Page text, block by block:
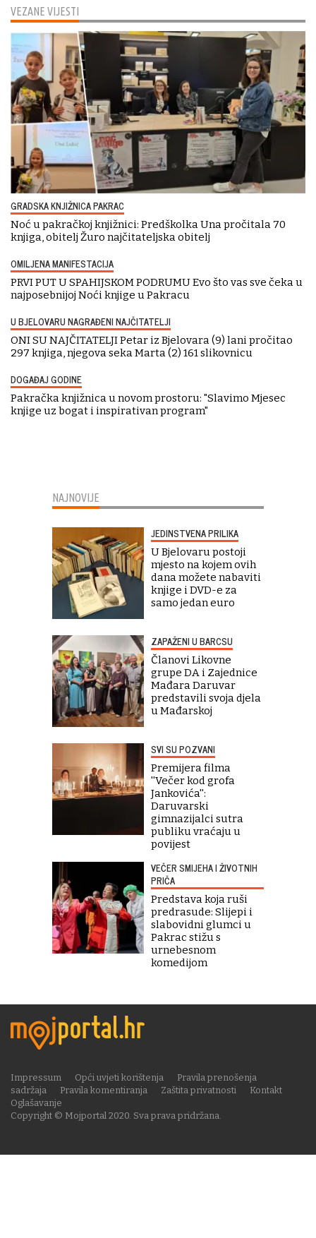
VEZANE VIJESTI
GRADSKA KNJIŽNICA PAKRAC
Noć u pakračkoj knjižnici: Predškolka Una pročitala 70
knjiga, obitelj Žuro najčitateljska obitelj
OMILJENA MANIFESTACIJA
PRVI PUT U SPAHIJSKOM PODRUMU Evo što vas sve čeka u
najposebnijoj Noći knjige u Pakracu
U BJELOVARU NAGRAĐENI NAJČITATELJI
ONI SU NAJČITATELJI Petar iz Bjelovara (9) lani pročitao
297 knjiga, njegova seka Marta (2) 161 slikovnicu
DOGAĐAJ GODINE
Pakračka knjižnica u novom prostoru: "Slavimo Mjesec
knjige uz bogat i inspirativan program"
NAJNOVIJE
JEDINSTVENA PRILIKA
U Bjelovaru postoji
mjesto na kojem ovih
dana možete nabaviti
knjige i DVD-e za
samo jedan euro
ZAPAŽENI U BARCSU
Članovi Likovne
grupe DA i Zajednice
Mađara Daruvar
predstavili svoja djela
u Mađarskoj
SVI SU POZVANI
Premijera filma
''Večer kod grofa
Jankovića'':
Daruvarski
gimnazijalci sutra
publiku vraćaju u
povijest
VEČER SMIJEHA I ŽIVOTNIH
PRIČA
Predstava koja ruši
predrasude: Slijepi i
slabovidni glumci u
Pakrac stižu s
urnebesnom
komedijom
Copyright © Mojportal 2020. Sva prava pridržana.
Impressum Opći uvjeti korištenja
Pravila prenošenja
sadržaja
Pravila komentiranja Zaštita privatnosti
Kontakt
Oglašavanje